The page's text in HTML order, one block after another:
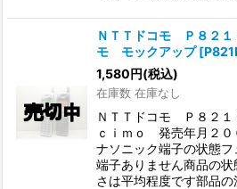
ＮＴＴドコモ Ｐ８２
モ モックアップ [P821I
1,580円(税込)
在庫数 在庫なし
ＮＴＴドコモ Ｐ８２
ｃｉｍｏ 発売年月２０
ナソニック端子の状態
端子ありません商品の
さは平均程度です部品